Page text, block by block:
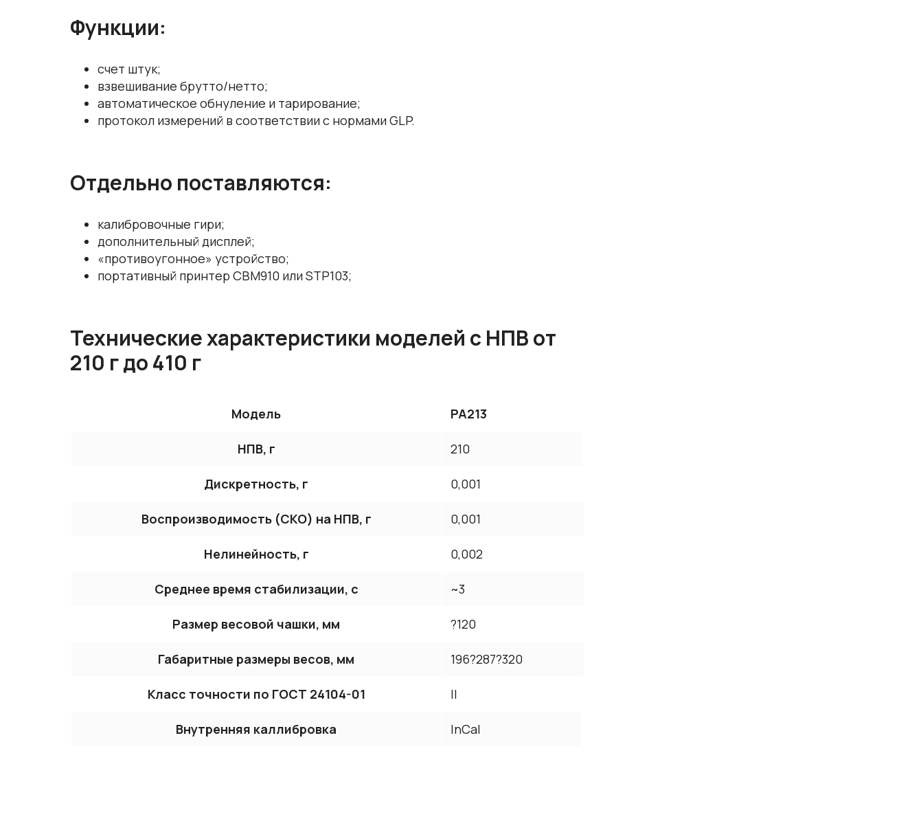
Функции:
счет штук;
взвешивание брутто/нетто;
автоматическое обнуление и тарирование;
протокол измерений в соответствии с нормами GLP.
Отдельно поставляются:
калибровочные гири;
дополнительный дисплей;
«противоугонное» устройство;
портативный принтер CBM910 или STP103;
Технические характеристики моделей с НПВ от
210 г до 410 г
Модель PA213
НПВ, г 210
Дискретность, г 0,001
Воспроизводимость (СКО) на НПВ, г 0,001
Нелинейность, г 0,002
Среднее время стабилизации, с ~3
Размер весовой чашки, мм ?120
Габаритные размеры весов, мм 196?287?320
Класс точности по ГОСТ 24104-01 II
Внутренняя каллибровка InCal